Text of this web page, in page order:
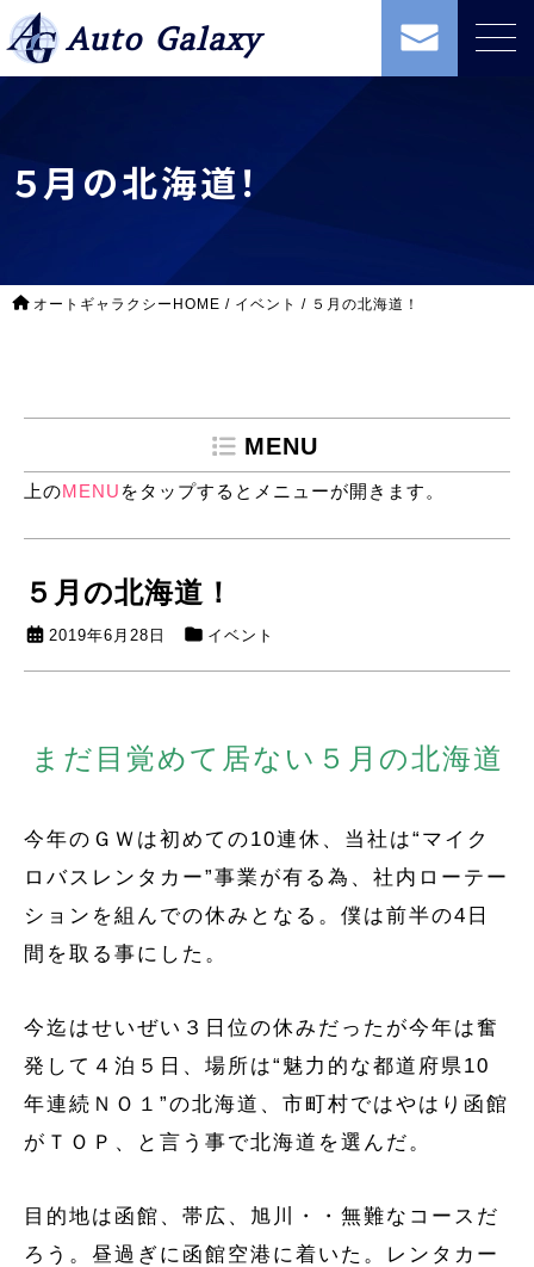
Auto Galaxy
５月の北海道！
オートギャラクシーHOME / イベント / ５月の北海道！
MENU
上のMENU をタップするとメニューが開きます。
５月の北海道！
2019年6月28日 イベント
まだ目覚めて居ない５月の北海道
今年のＧＷは初めての10連休、当社は“マイク
ロバスレンタカー”事業が有る為、社内ローテー
ションを組んでの休みとなる。僕は前半の4日
間を取る事にした。
今迄はせいぜい３日位の休みだったが今年は奮
発して４泊５日、場所は“魅力的な都道府県10
年連続ＮＯ１”の北海道、市町村ではやはり函館
がＴＯＰ、と言う事で北海道を選んだ。
目的地は函館、帯広、旭川・・無難なコースだ
ろう。昼過ぎに函館空港に着いた。レンタカー